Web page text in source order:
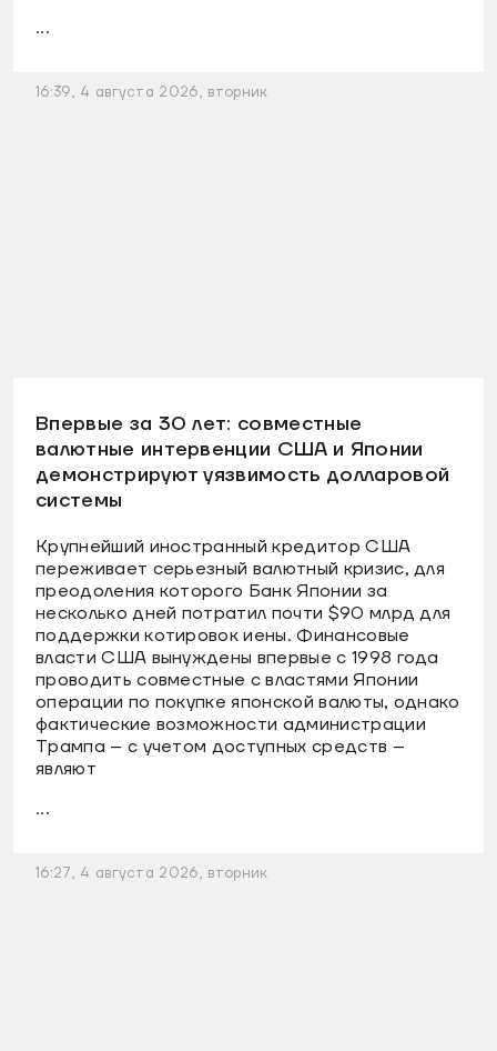
...
16:39, 4 августа 2026, вторник
Впервые за 30 лет: совместные
валютные интервенции США и Японии
демонстрируют уязвимость долларовой
системы
Крупнейший иностранный кредитор США
переживает серьезный валютный кризис, для
преодоления которого Банк Японии за
несколько дней потратил почти $90 млрд для
поддержки котировок иены. Финансовые
власти США вынуждены впервые с 1998 года
проводить совместные с властями Японии
операции по покупке японской валюты, однако
фактические возможности администрации
Трампа – с учетом доступных средств –
являют
...
16:27, 4 августа 2026, вторник